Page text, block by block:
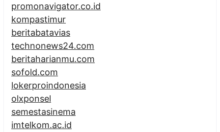
promonavigator.co.id
kompastimur
beritabatavias
technonews24.com
beritaharianmu.com
sofold.com
lokerproindonesia
olxponsel
semestasinema
imtelkom.ac.id